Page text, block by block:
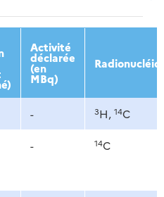
2015 2016
Activité
déclarée
(en
MBq)
- 3H, 14C
- 14C